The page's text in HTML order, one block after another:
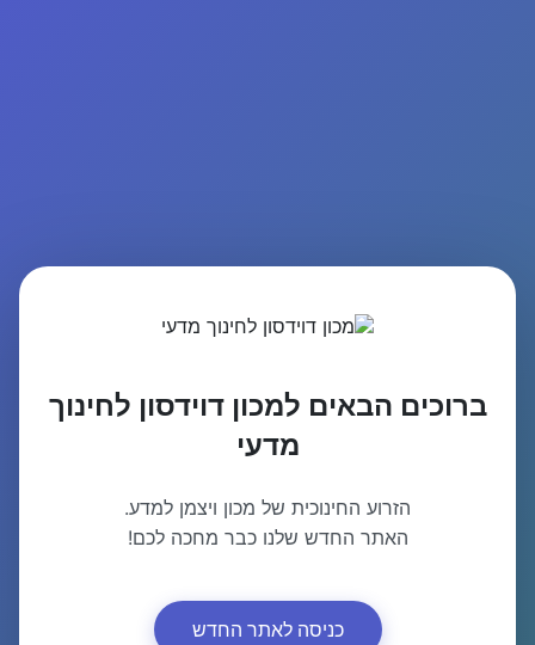
ברוכים הבאים למכון דוידסון לחינוך
מדעי
הזרוע החינוכית של מכון ויצמן למדע.
האתר החדש שלנו כבר מחכה לכם!
כניסה לאתר החדש